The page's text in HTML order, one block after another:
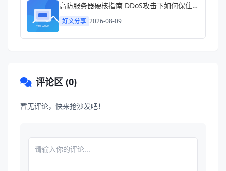
高防服务器硬核指南 DDoS攻击下如何保住你的生意
好文分享 2026-08-09
评论区 (0)
暂无评论，快来抢沙发吧！